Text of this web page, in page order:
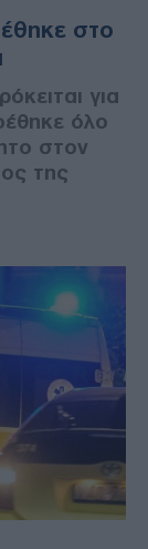
στο
για
όλο
στον
της